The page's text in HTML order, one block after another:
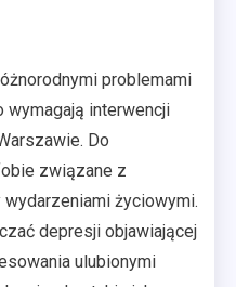
problemami
wymagają interwencji
Do
związane z
życiowymi.
depresji objawiającej
ulubionymi